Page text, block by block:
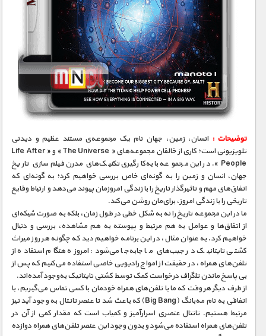
گردشگری
ماورایی
مسابقات / ورزشی
مستند های اختصاصی
توضیحات : انسان، زمین، جهان نام یک مجموعه‌ی‌ مستند عظیم و دیدنی
تلویزیونی است؛ کاری از خالقان مجموعه‌های « The Universe » و « Life After
People ». در این مجموعه با به‌کارگیری تکنیک‌های مدرن فیلم‌سازی تاریخ
جهان، انسان و زمین را به گونه‌ای خاص بررسی خواهیم کرد؛ به گونه‌ای که
اتفاق‌های مهم و تاثیرگذار تاریخ را با زندگی امروزمان پیوند می‌دهد و ارتباط وقایع
تاریخی را با زندگی امروز، برای‌مان روشن می‌کند.
ما در این مجموعه تاریخ را نه به شکل خطی در طول زمان، بلکه به صورت شبکه‌ای
از اتفاق‌ها و عوامل به هم مرتبط و پیوسته به هم مشاهده، بررسی و دنبال
خواهیم کرد. به عنوان مثال، در این برنامه خواهیم دید که چگونه هر روز میراث
کشتی تایتانیک در جیب‌های‌ ما جا‌به‌جا می‌شود: امروزه هنگام استفاده از
تلفن‌های همراه، در حقیقت از امواج رادیویی خاصی استفاده می‌کنیم که پس از
بی پاسخ ماندن تلگراف درخواست کمک توسط کشتی تایتانیک به‌وجود آمده‌اند.
از طرف دیگر هر وقت که ما با تلفن‌های همراه خودمان با کسی تماس می‌گیریم، با
اتفاقی به نام مه‌بانگ (Big Bang) که باعث شد تا عنصر تانتال به وجود آید نیز
مرتبط هستیم. تانتال عنصری اسرارآمیز و کمیاب است که مقدار کمی از آن در
تلفن‌های همراه استفاده می‌شود و بدون وجود این عنصر تلفن‌های همراه دوازده